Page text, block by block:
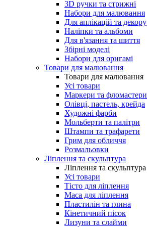
3D ручки та стрижні
Набори для малювання
Для аплікацій та декору
Наліпки та альбоми
Для в'язання та шиття
Збірні моделі
Набори для оригамі
Товари для малювання
Товари для малювання
Усі товари
Маркери та фломастери
Олівці, пастель, крейда
Художні фарби
Мольберти та палітри
Штампи та трафарети
Грим для обличчя
Розмальовки
Ліплення та скульптура
Ліплення та скульптура
Усі товари
Тісто для ліплення
Маса для ліплення
Пластилін та глина
Кінетичний пісок
Лизуни та слайми